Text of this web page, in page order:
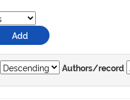
Authors/record